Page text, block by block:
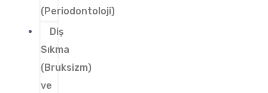
(Periodontoloji)
Diş
Sıkma
(Bruksizm)
ve